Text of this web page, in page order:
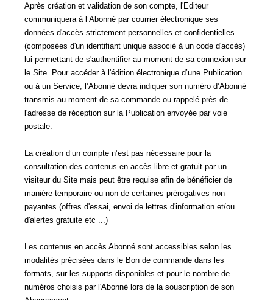
Après création et validation de son compte, l'Editeur
communiquera à l’Abonné par courrier électronique ses
données d'accès strictement personnelles et confidentielles
(composées d'un identifiant unique associé à un code d'accès)
lui permettant de s'authentifier au moment de sa connexion sur
le Site. Pour accéder à l'édition électronique d’une Publication
ou à un Service, l’Abonné devra indiquer son numéro d’Abonné
transmis au moment de sa commande ou rappelé près de
l'adresse de réception sur la Publication envoyée par voie
postale.
La création d’un compte n’est pas nécessaire pour la
consultation des contenus en accès libre et gratuit par un
visiteur du Site mais peut être requise afin de bénéficier de
manière temporaire ou non de certaines prérogatives non
payantes (offres d'essai, envoi de lettres d'information et/ou
d'alertes gratuite etc ...)
Les contenus en accès Abonné sont accessibles selon les
modalités précisées dans le Bon de commande dans les
formats, sur les supports disponibles et pour le nombre de
numéros choisis par l'Abonné lors de la souscription de son